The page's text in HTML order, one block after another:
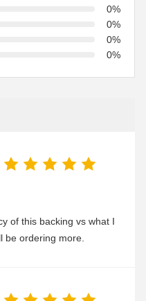
0%
0%
0%
0%
of this backing vs what I
before. I will be ordering more.